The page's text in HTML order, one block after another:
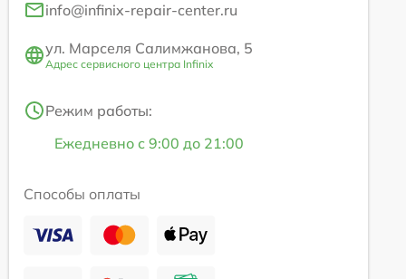
info@infinix-repair-center.ru
ул. Марселя Салимжанова, 5
Адрес сервисного центра Infinix
Режим работы:
Ежедневно с 9:00 до 21:00
Способы оплаты